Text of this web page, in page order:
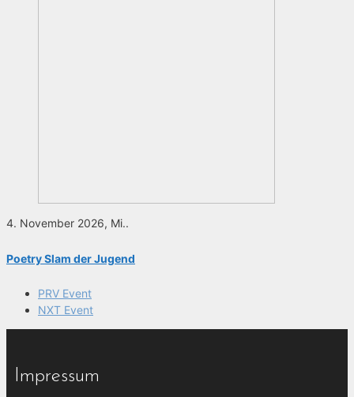
4. November 2026, Mi..
Poetry Slam der Jugend
PRV Event
NXT Event
Impressum